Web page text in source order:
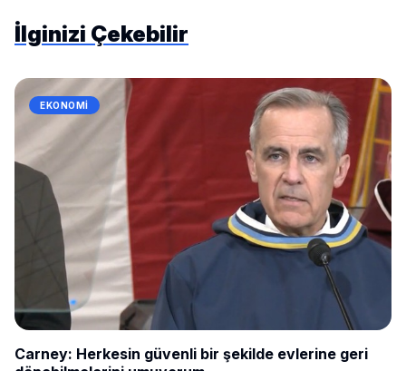
İlginizi Çekebilir
EKONOMI
Carney: Herkesin güvenli bir şekilde evlerine geri